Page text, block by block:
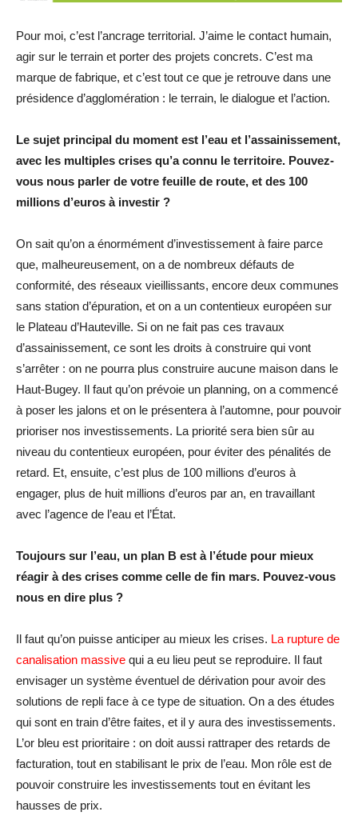
Pour moi, c’est l’ancrage territorial. J’aime le contact humain,
agir sur le terrain et porter des projets concrets. C’est ma
marque de fabrique, et c’est tout ce que je retrouve dans une
présidence d’agglomération : le terrain, le dialogue et l’action.
Le sujet principal du moment est l’eau et l’assainissement,
avec les multiples crises qu’a connu le territoire. Pouvez-
vous nous parler de votre feuille de route, et des 100
millions d’euros à investir ?
On sait qu’on a énormément d’investissement à faire parce
que, malheureusement, on a de nombreux défauts de
conformité, des réseaux vieillissants, encore deux communes
sans station d’épuration, et on a un contentieux européen sur
le Plateau d’Hauteville. Si on ne fait pas ces travaux
d’assainissement, ce sont les droits à construire qui vont
s’arrêter : on ne pourra plus construire aucune maison dans le
Haut-Bugey. Il faut qu’on prévoie un planning, on a commencé
à poser les jalons et on le présentera à l’automne, pour pouvoir
prioriser nos investissements. La priorité sera bien sûr au
niveau du contentieux européen, pour éviter des pénalités de
retard. Et, ensuite, c’est plus de 100 millions d’euros à
engager, plus de huit millions d’euros par an, en travaillant
avec l’agence de l’eau et l’État.
Toujours sur l’eau, un plan B est à l’étude pour mieux
réagir à des crises comme celle de fin mars. Pouvez-vous
nous en dire plus ?
Il faut qu’on puisse anticiper au mieux les crises. La rupture de
canalisation massive qui a eu lieu peut se reproduire. Il faut
envisager un système éventuel de dérivation pour avoir des
solutions de repli face à ce type de situation. On a des études
qui sont en train d’être faites, et il y aura des investissements.
L’or bleu est prioritaire : on doit aussi rattraper des retards de
facturation, tout en stabilisant le prix de l’eau. Mon rôle est de
pouvoir construire les investissements tout en évitant les
hausses de prix.